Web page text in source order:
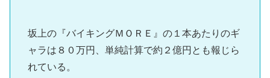
坂上の『バイキングＭＯＲＥ』の１本あたりのギ
ャラは８０万円、単純計算で約２億円とも報じら
れている。